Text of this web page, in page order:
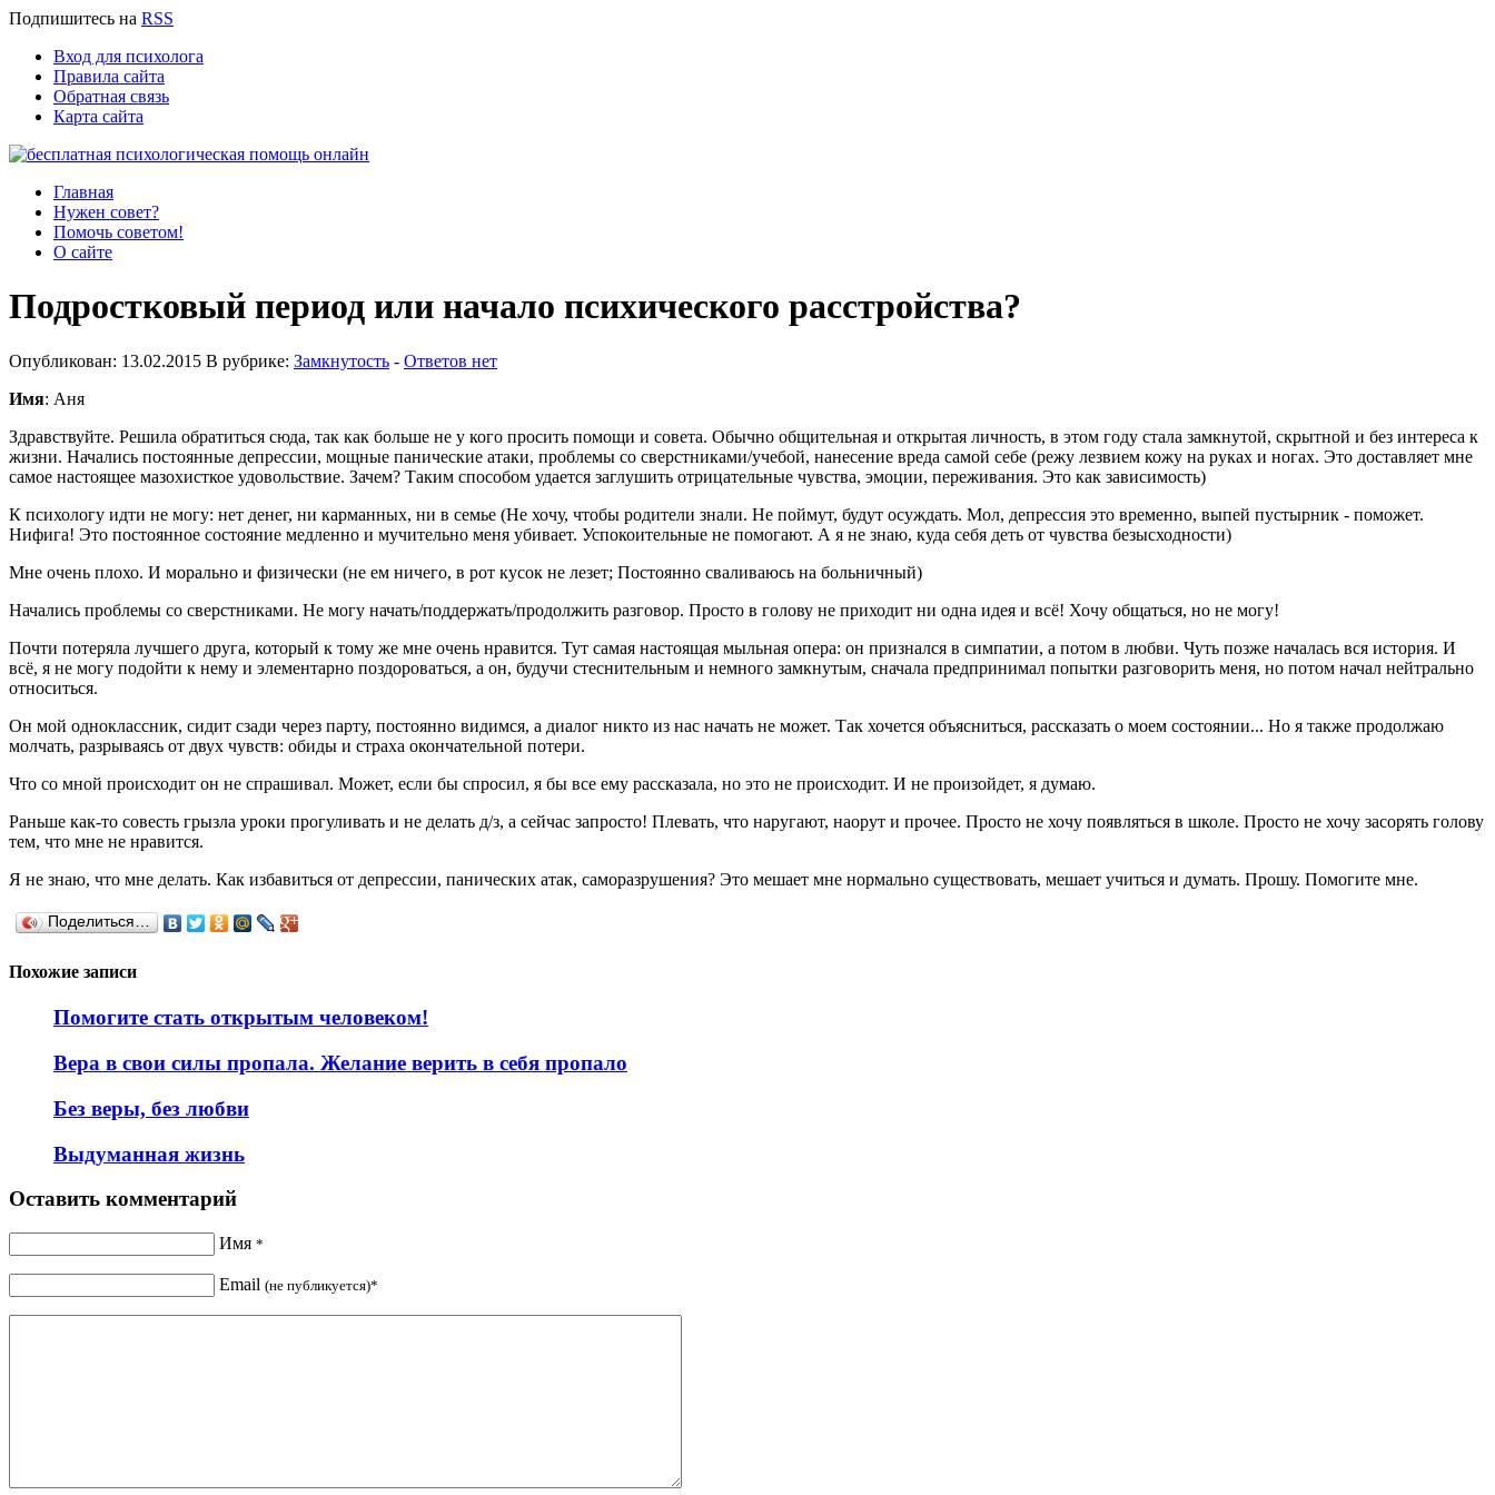
Подпишитесь на RSS
Вход для психолога
Правила сайта
Обратная связь
Карта сайта
Главная
Нужен совет?
Помочь советом!
О сайте
Подростковый период или начало психического расстройства?
Опубликован: 13.02.2015 В рубрике: Замкнутость - Ответов нет
Имя: Аня
Здравствуйте. Решила обратиться сюда, так как больше не у кого просить помощи и совета. Обычно общительная и открытая личность, в этом году стала замкнутой, скрытной и без интереса к
жизни. Начались постоянные депрессии, мощные панические атаки, проблемы со сверстниками/учебой, нанесение вреда самой себе (режу лезвием кожу на руках и ногах. Это доставляет мне
самое настоящее мазохисткое удовольствие. Зачем? Таким способом удается заглушить отрицательные чувства, эмоции, переживания. Это как зависимость)
К психологу идти не могу: нет денег, ни карманных, ни в семье (Не хочу, чтобы родители знали. Не поймут, будут осуждать. Мол, депрессия это временно, выпей пустырник - поможет.
Нифига! Это постоянное состояние медленно и мучительно меня убивает. Успокоительные не помогают. А я не знаю, куда себя деть от чувства безысходности)
Мне очень плохо. И морально и физически (не ем ничего, в рот кусок не лезет; Постоянно сваливаюсь на больничный)
Начались проблемы со сверстниками. Не могу начать/поддержать/продолжить разговор. Просто в голову не приходит ни одна идея и всё! Хочу общаться, но не могу!
Почти потеряла лучшего друга, который к тому же мне очень нравится. Тут самая настоящая мыльная опера: он признался в симпатии, а потом в любви. Чуть позже началась вся история. И
всё, я не могу подойти к нему и элементарно поздороваться, а он, будучи стеснительным и немного замкнутым, сначала предпринимал попытки разговорить меня, но потом начал нейтрально
относиться.
Он мой одноклассник, сидит сзади через парту, постоянно видимся, а диалог никто из нас начать не может. Так хочется объясниться, рассказать о моем состоянии... Но я также продолжаю
молчать, разрываясь от двух чувств: обиды и страха окончательной потери.
Что со мной происходит он не спрашивал. Может, если бы спросил, я бы все ему рассказала, но это не происходит. И не произойдет, я думаю.
Раньше как-то совесть грызла уроки прогуливать и не делать д/з, а сейчас запросто! Плевать, что наругают, наорут и прочее. Просто не хочу появляться в школе. Просто не хочу засорять голову
тем, что мне не нравится.
Я не знаю, что мне делать. Как избавиться от депрессии, панических атак, саморазрушения? Это мешает мне нормально существовать, мешает учиться и думать. Прошу. Помогите мне.
Поделиться…
Похожие записи
Помогите стать открытым человеком!
Вера в свои силы пропала. Желание верить в себя пропало
Без веры, без любви
Выдуманная жизнь
Оставить комментарий
Имя *
Email (не публикуется)*